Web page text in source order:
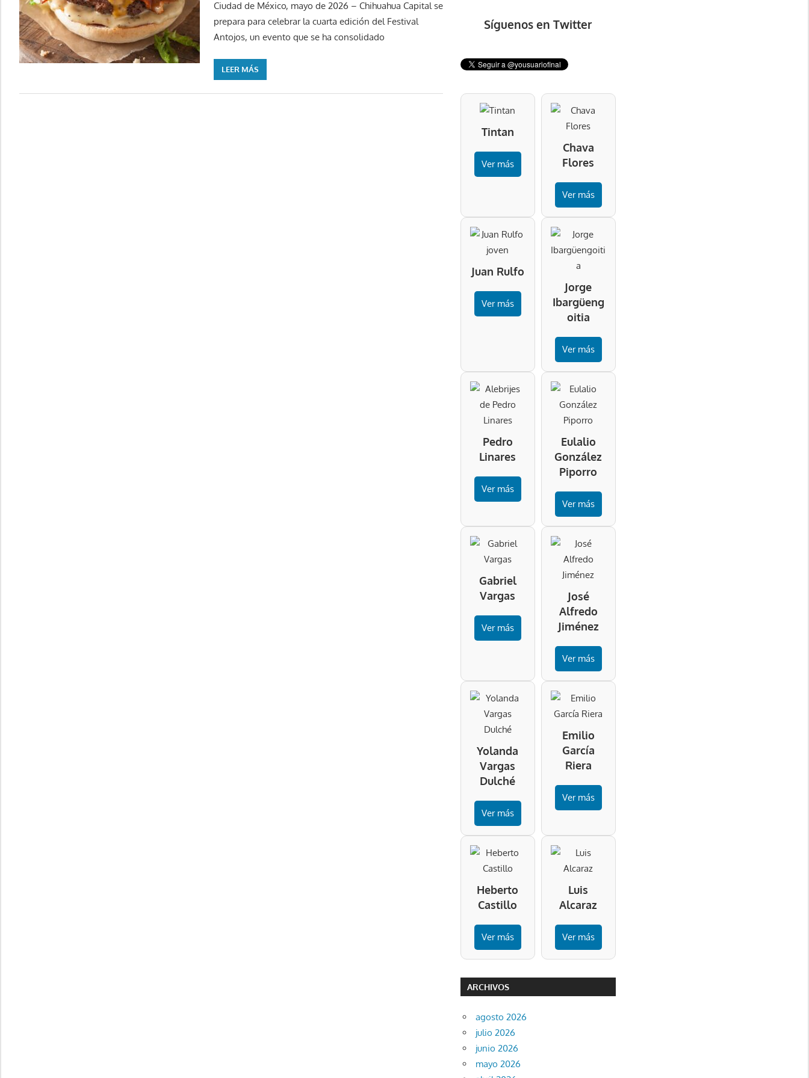
Ciudad de México, mayo de 2026 – Chihuahua Capital se
prepara para celebrar la cuarta edición del Festival
Antojos, un evento que se ha consolidado
LEER MÁS
Síguenos en Twitter
Tintan
Ver más
Chava
Flores
Ver más
Juan Rulfo
Ver más
Jorge
Ibargüeng
oitia
Ver más
Pedro
Linares
Ver más
Eulalio
González
Piporro
Ver más
Gabriel
Vargas
Ver más
José
Alfredo
Jiménez
Ver más
Yolanda
Vargas
Dulché
Ver más
Emilio
García
Riera
Ver más
Heberto
Castillo
Ver más
Luis
Alcaraz
Ver más
ARCHIVOS
agosto 2026
julio 2026
junio 2026
mayo 2026